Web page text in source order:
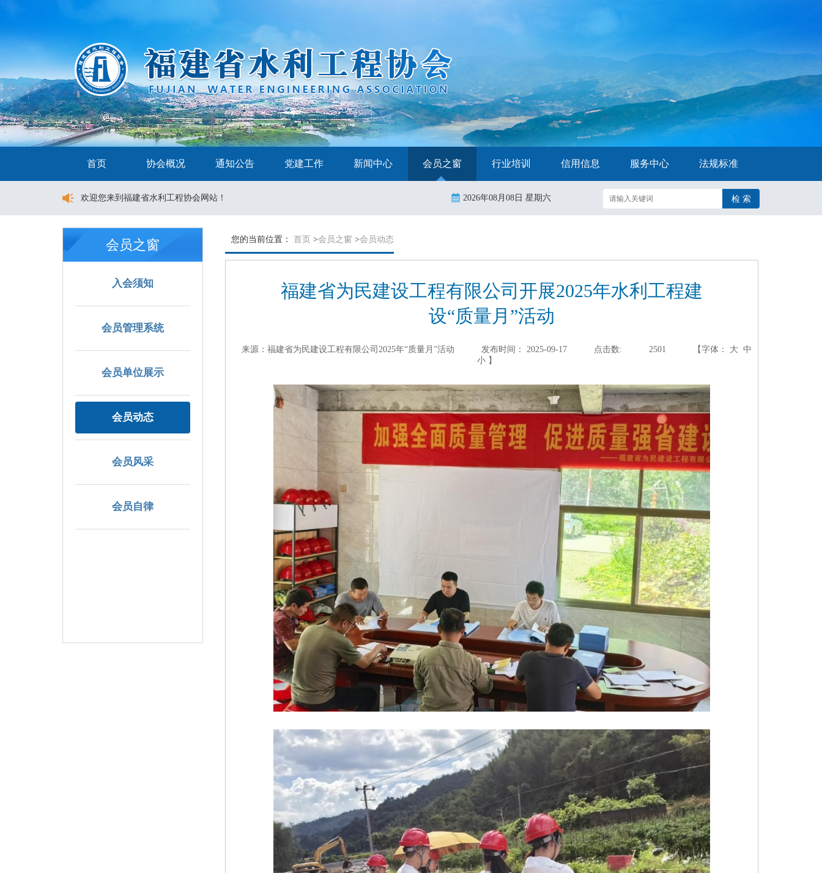
首页 协会概况 通知公告 党建工作 新闻中心 会员之窗 行业培训 信用信息 服务中心 法规标准
欢迎您来到福建省水利工程协会网站！ 2026年08月08日 星期六
会员之窗
入会须知
会员管理系统
会员单位展示
会员动态
会员风采
会员自律
您的当前位置： 首页 >会员之窗 >会员动态
福建省为民建设工程有限公司开展2025年水利工程建
设“质量月”活动
来源：福建省为民建设工程有限公司2025年“质量月”活动 发布时间： 2025-09-17 点击数: 2501 【字体： 大 中
小 】